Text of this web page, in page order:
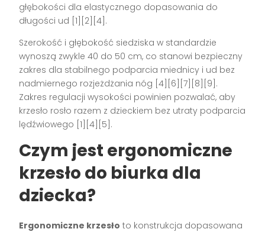
głębokości dla elastycznego dopasowania do
długości ud [1][2][4].
Szerokość i głębokość siedziska w standardzie
wynoszą zwykle 40 do 50 cm, co stanowi bezpieczny
zakres dla stabilnego podparcia miednicy i ud bez
nadmiernego rozjeżdżania nóg [4][6][7][8][9].
Zakres regulacji wysokości powinien pozwalać, aby
krzesło rosło razem z dzieckiem bez utraty podparcia
lędźwiowego [1][4][5].
Czym jest ergonomiczne
krzesło do biurka dla
dziecka?
Ergonomiczne krzesło to konstrukcja dopasowana